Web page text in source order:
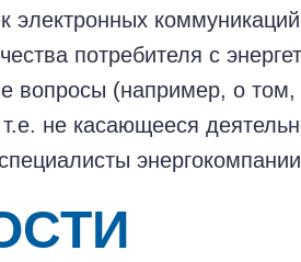
электронных
потребителя с
вопросы (например, о
не касающееся